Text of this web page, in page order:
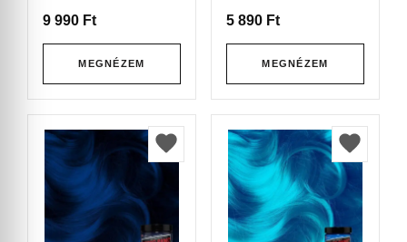
9 990 Ft
MEGNÉZEM
5 890 Ft
MEGNÉZEM